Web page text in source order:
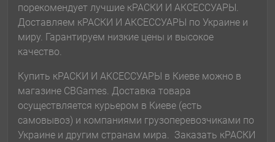
порекомендует лучшие кРАСКИ И АКСЕССУАРЫ.
Доставляем кРАСКИ И АКСЕССУАРЫ по Украине и
миру. Гарантируем низкие цены и высокое
качество.
Купить кРАСКИ И АКСЕССУАРЫ в Киеве можно в
магазине CBGames. Доставка товара
осуществляется курьером в Киеве (есть
самовывоз) и компаниями грузоперевозчиками по
Украине и другим странам мира. Заказать кРАСКИ